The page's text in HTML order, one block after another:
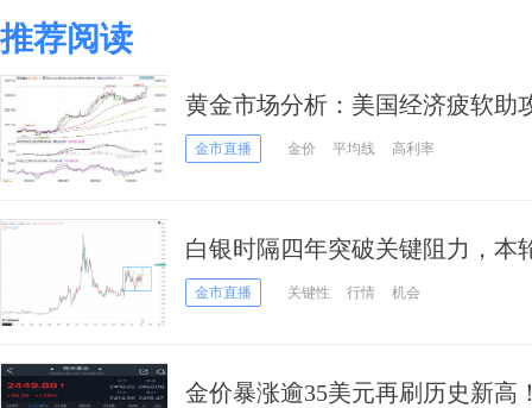
推荐阅读
黄金市场分析：美国经济疲软助
金市直播 金价 平均线 高利率
白银时隔四年突破关键阻力，本
金市直播 关键性 行情 机会
金价暴涨逾35美元再刷历史新高